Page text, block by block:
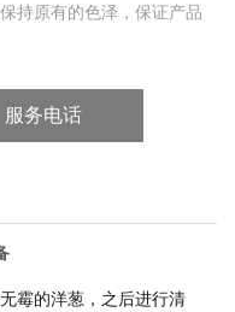
持原有的色泽，保证产品
服务电话
霉的洋葱，之后进行清